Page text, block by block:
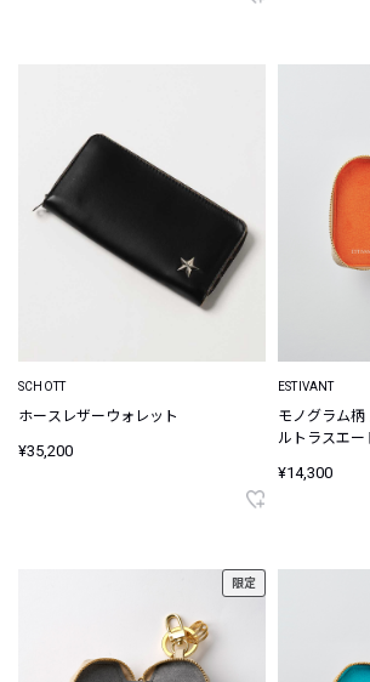
SCHOTT
ホースレザーウォレット
¥35,200
ESTIVANT
モノグラム柄
ルトラスエ
¥14,300
限定